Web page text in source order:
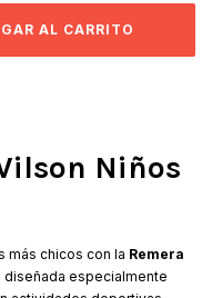
Niños
más chicos con la Remera
diseñada especialmente